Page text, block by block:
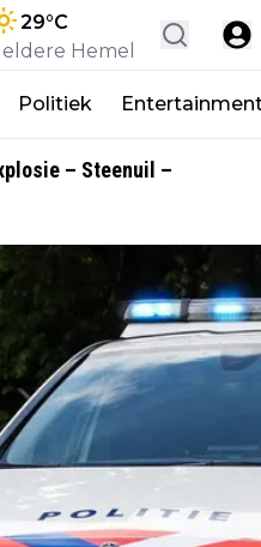
29°C
Hemel
Politiek
– Steenuil –